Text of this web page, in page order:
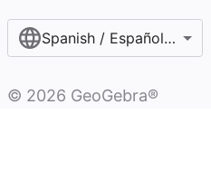
Spanish / Español
© 2026 GeoGebra®